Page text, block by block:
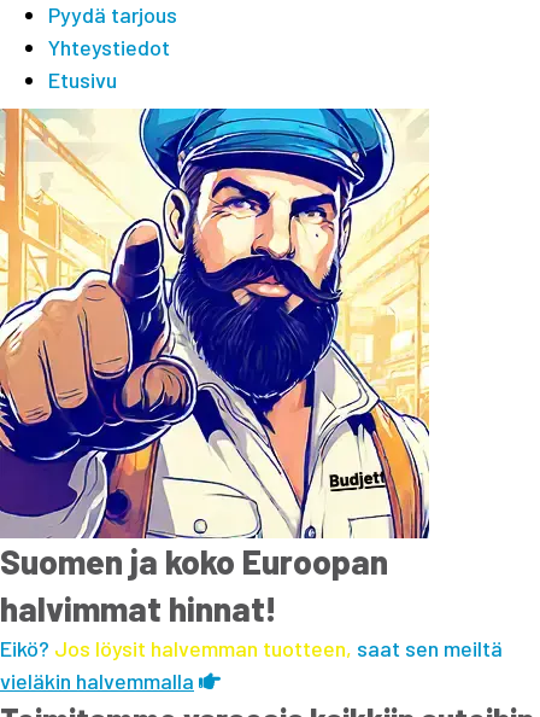
Pyydä tarjous
Yhteystiedot
Etusivu
Suomen ja koko Euroopan
halvimmat hinnat!
Eikö? Jos löysit halvemman tuotteen, saat sen meiltä
vieläkin halvemmalla